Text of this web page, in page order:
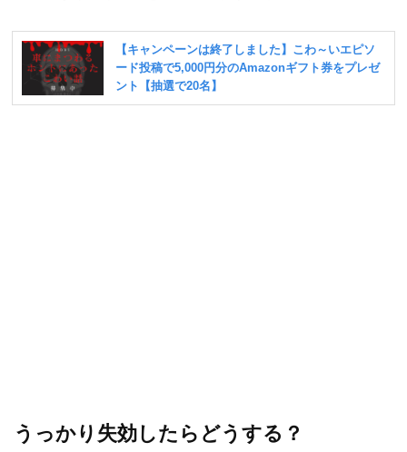
うっかり失効したらどうする？